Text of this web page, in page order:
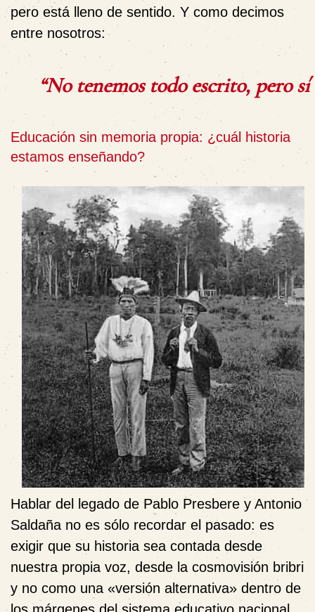
pero está lleno de sentido. Y como decimos
entre nosotros:
“No tenemos todo escrito, pero sí
Educación sin memoria propia: ¿cuál historia
estamos enseñando?
Hablar del legado de Pablo Presbere y Antonio
Saldaña no es sólo recordar el pasado: es
exigir que su historia sea contada desde
nuestra propia voz, desde la cosmovisión bribri
y no como una «versión alternativa» dentro de